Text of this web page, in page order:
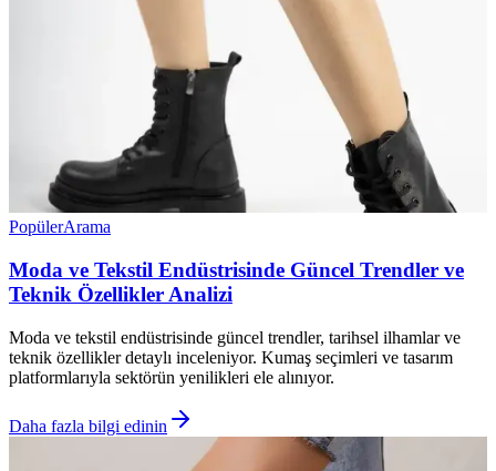
PopülerArama
Moda ve Tekstil Endüstrisinde Güncel Trendler ve
Teknik Özellikler Analizi
Moda ve tekstil endüstrisinde güncel trendler, tarihsel ilhamlar ve
teknik özellikler detaylı inceleniyor. Kumaş seçimleri ve tasarım
platformlarıyla sektörün yenilikleri ele alınıyor.
Daha fazla bilgi edinin